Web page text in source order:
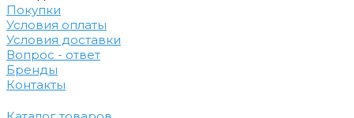
Покупки
Условия оплаты
Условия доставки
Вопрос - ответ
Бренды
Контакты